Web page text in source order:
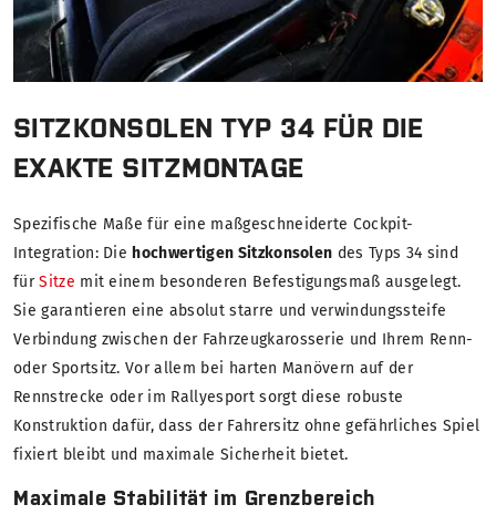
SITZKONSOLEN TYP 34 FÜR DIE
EXAKTE SITZMONTAGE
Spezifische Maße für eine maßgeschneiderte Cockpit-
Integration: Die hochwertigen Sitzkonsolen des Typs 34 sind
fürSitze mit einem besonderen Befestigungsmaß ausgelegt.
Sie garantieren eine absolut starre und verwindungssteife
Verbindung zwischen der Fahrzeugkarosserie und Ihrem Renn-
oder Sportsitz. Vor allem bei harten Manövern auf der
Rennstrecke oder im Rallyesport sorgt diese robuste
Konstruktion dafür, dass der Fahrersitz ohne gefährliches Spiel
fixiert bleibt und maximale Sicherheit bietet.
Maximale Stabilität im Grenzbereich